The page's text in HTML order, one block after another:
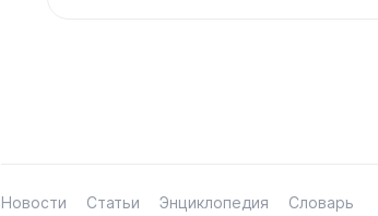
Новости Статьи Энциклопедия
Словарь